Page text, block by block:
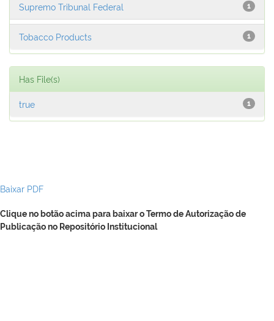
1
Supremo Tribunal Federal
1
Tobacco Products
Has File(s)
1
true
Baixar PDF
Clique no botão acima para baixar o Termo de Autorização de
Publicação no Repositório Institucional